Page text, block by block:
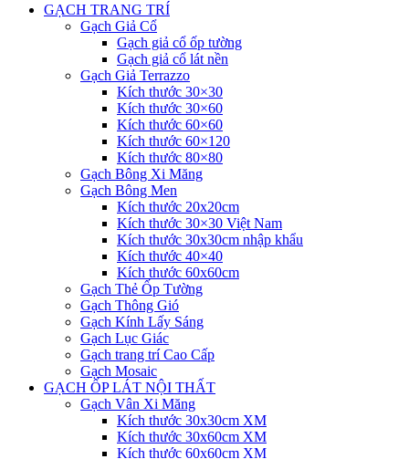
GẠCH TRANG TRÍ
Gạch Giả Cổ
Gạch giả cổ ốp tường
Gạch giả cổ lát nền
Gạch Giả Terrazzo
Kích thước 30×30
Kích thước 30×60
Kích thước 60×60
Kích thước 60×120
Kích thước 80×80
Gạch Bông Xi Măng
Gạch Bông Men
Kích thước 20x20cm
Kích thước 30×30 Việt Nam
Kích thước 30x30cm nhập khẩu
Kích thước 40×40
Kích thước 60x60cm
Gạch Thẻ Ốp Tường
Gạch Thông Gió
Gạch Kính Lấy Sáng
Gạch Lục Giác
Gạch trang trí Cao Cấp
Gạch Mosaic
GẠCH ỐP LÁT NỘI THẤT
Gạch Vân Xi Măng
Kích thước 30x30cm XM
Kích thước 30x60cm XM
Kích thước 60x60cm XM